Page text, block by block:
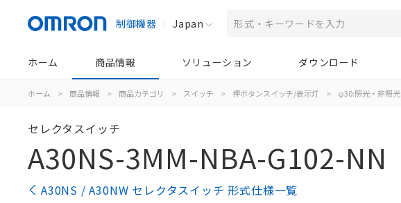
制御機器 Japan
ホーム 商品情報 ソリューション ダウンロード
ホーム > 商品情報 > 商品カテゴリ > スイッチ > 押ボタンスイッチ/表示灯 > φ30:照光・非照光
セレクタスイッチ
A30NS-3MM-NBA-G102-NN
A30NS / A30NW セレクタスイッチ 形式仕様一覧